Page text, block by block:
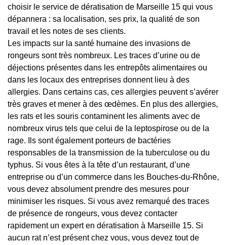
choisir le service de dératisation de Marseille 15 qui vous
dépannera : sa localisation, ses prix, la qualité de son
travail et les notes de ses clients.
Les impacts sur la santé humaine des invasions de
rongeurs sont très nombreux. Les traces d’urine ou de
déjections présentes dans les entrepôts alimentaires ou
dans les locaux des entreprises donnent lieu à des
allergies. Dans certains cas, ces allergies peuvent s’avérer
très graves et mener à des œdèmes. En plus des allergies,
les rats et les souris contaminent les aliments avec de
nombreux virus tels que celui de la leptospirose ou de la
rage. Ils sont également porteurs de bactéries
responsables de la transmission de la tuberculose ou du
typhus. Si vous êtes à la tête d’un restaurant, d’une
entreprise ou d’un commerce dans les Bouches-du-Rhône,
vous devez absolument prendre des mesures pour
minimiser les risques. Si vous avez remarqué des traces
de présence de rongeurs, vous devez contacter
rapidement un expert en dératisation à Marseille 15. Si
aucun rat n’est présent chez vous, vous devez tout de